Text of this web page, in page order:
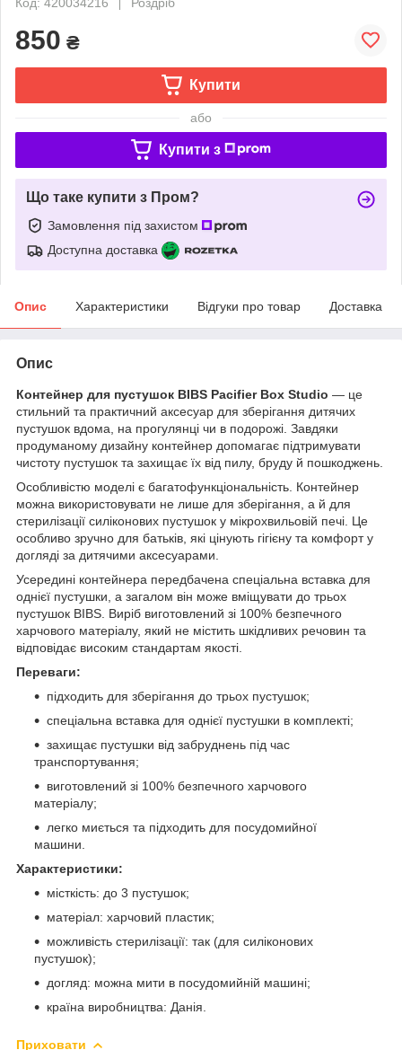
850 ₴
Купити
або
Купити з
Що таке купити з Пром?
Замовлення під захистом
Доступна доставка
Опис Характеристики Відгуки про товар Доставка
Опис
Контейнер для пустушок BIBS Pacifier Box Studio — це
стильний та практичний аксесуар для зберігання дитячих
пустушок вдома, на прогулянці чи в подорожі. Завдяки
продуманому дизайну контейнер допомагає підтримувати
чистоту пустушок та захищає їх від пилу, бруду й пошкоджень.
Особливістю моделі є багатофункціональність. Контейнер
можна використовувати не лише для зберігання, а й для
стерилізації силіконових пустушок у мікрохвильовій печі. Це
особливо зручно для батьків, які цінують гігієну та комфорт у
догляді за дитячими аксесуарами.
Усередині контейнера передбачена спеціальна вставка для
однієї пустушки, а загалом він може вміщувати до трьох
пустушок BIBS. Виріб виготовлений зі 100% безпечного
харчового матеріалу, який не містить шкідливих речовин та
відповідає високим стандартам якості.
Переваги:
підходить для зберігання до трьох пустушок;
спеціальна вставка для однієї пустушки в комплекті;
захищає пустушки від забруднень під час
транспортування;
виготовлений зі 100% безпечного харчового
матеріалу;
легко миється та підходить для посудомийної
машини.
Характеристики:
місткість: до 3 пустушок;
матеріал: харчовий пластик;
можливість стерилізації: так (для силіконових
пустушок);
догляд: можна мити в посудомийній машині;
країна виробництва: Данія.
Приховати